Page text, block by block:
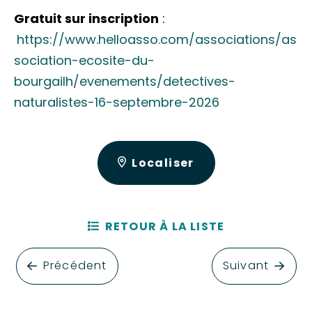
Gratuit sur inscription :
https://www.helloasso.com/associations/as
sociation-ecosite-du-
bourgailh/evenements/detectives-
naturalistes-16-septembre-2026
Localiser
Précédent
RETOUR À LA LISTE
Suivant